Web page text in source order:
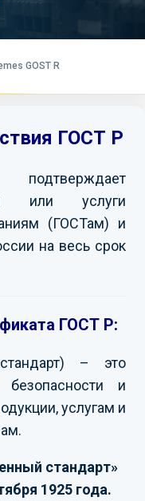
GOST R
ГОСТ Р
или услуги
(ГОСТам) и
на весь срок
ГОСТ Р:
– это
безопасности и
услугам и
стандарт»
1925 года.